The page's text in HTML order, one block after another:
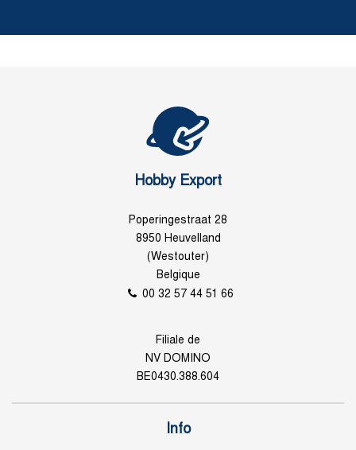
Hobby Export
Poperingestraat 28
8950 Heuvelland
(Westouter)
Belgique
00 32 57 44 51 66
Filiale de
NV DOMINO
BE0430.388.604
Info